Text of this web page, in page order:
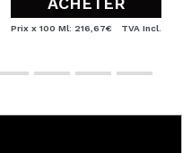
Prix x 100 Ml: 216,67€ TVA Incl.